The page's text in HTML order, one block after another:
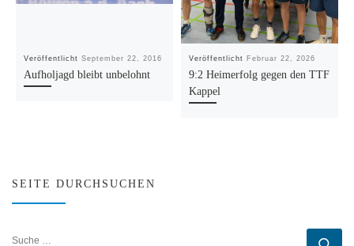
VeröffentlichtSeptember 22, 2016
Aufholjagd bleibt unbelohnt
Veröffentlicht Februar 22, 2026
9:2 Heimerfolg gegen den TTF
Kappel
SEITE DURCHSUCHEN
SUCHE